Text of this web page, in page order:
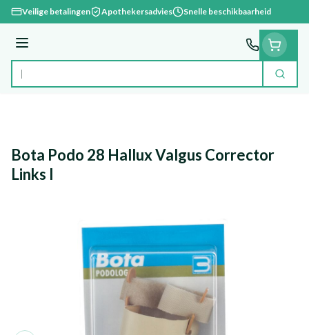
Ga naar de inhoud
Veilige betalingen Apothekersadvies Snelle beschikbaarheid
Menu
Product, merk, categorie... Zoek
Bota Podo 28 Hallux Valgus Corrector
Links l